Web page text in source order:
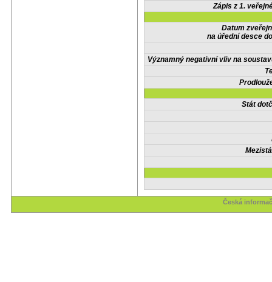
Zápis z 1.
Datum
na úřední desce
Významný negativní vliv na
Stát
Česká